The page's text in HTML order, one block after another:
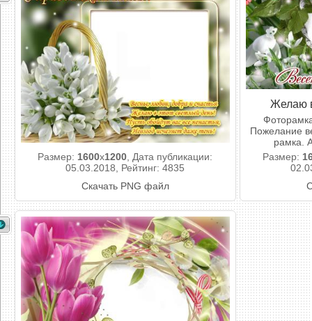
Размер: 1600x1200 , Дата публикации:
05.03.2018, Рейтинг: 4835
Скачать PNG файл
Желаю
Пожелание
рамка.
Размер: